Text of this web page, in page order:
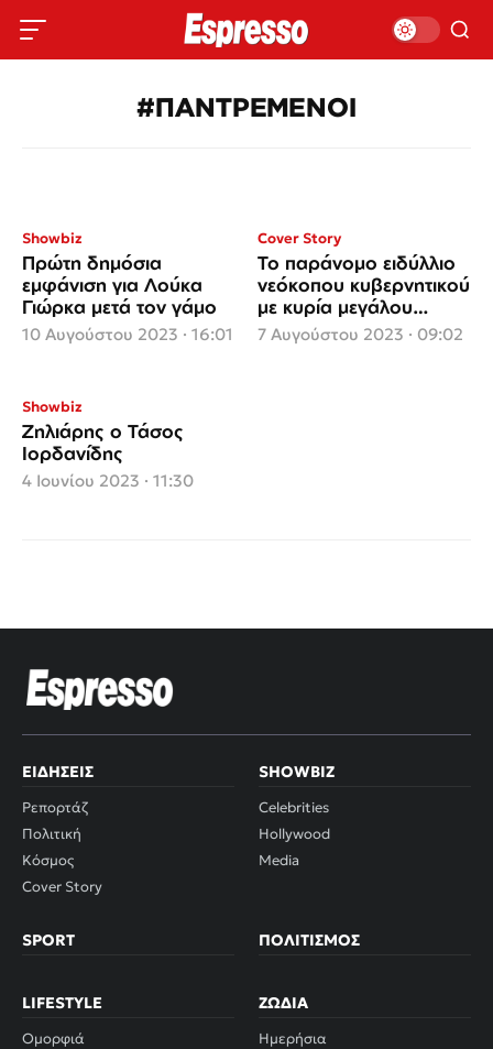
#ΠΑΝΤΡΕΜΕΝΟΙ
Showbiz
Πρώτη δημόσια
εμφάνιση για Λούκα
Γιώρκα μετά τον γάμο
10 Αυγούστου 2023 · 16:01
Cover Story
Το παράνομο ειδύλλιο
νεόκοπου κυβερνητικού
με κυρία μεγάλου
καναλιού που δεν μασά
τα λόγια της
7 Αυγούστου 2023 · 09:02
Showbiz
Ζηλιάρης ο Τάσος
Ιορδανίδης
4 Ιουνίου 2023 · 11:30
ΕΙΔΉΣΕΙΣ
Ρεπορτάζ
Πολιτική
Κόσμος
Cover Story
SHOWBIZ
Celebrities
Hollywood
Media
SPORT ΠΟΛΙΤΙΣΜΌΣ
LIFESTYLE
Ομορφιά
ΖΏΔΙΑ
Ημερήσια